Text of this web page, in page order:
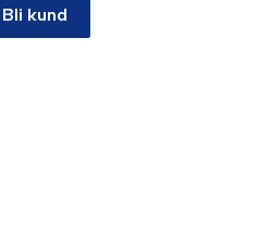
Bli kund